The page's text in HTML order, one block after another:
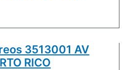
3513001 AV
RICO